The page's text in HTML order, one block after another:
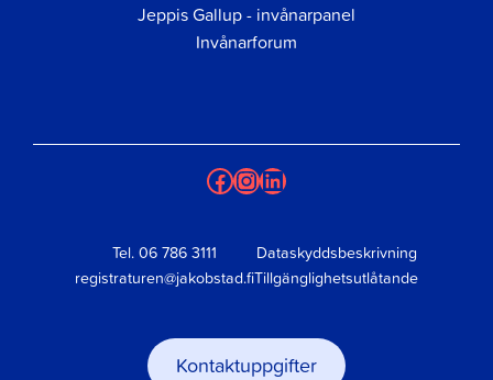
Jeppis Gallup - invånarpanel
Invånarforum
Facebook
Instagram
LinkedIn
Tel. 06 786 3111
registraturen@jakobstad.fi
Dataskyddsbeskrivning
Tillgänglighetsutlåtande
Kontaktuppgifter